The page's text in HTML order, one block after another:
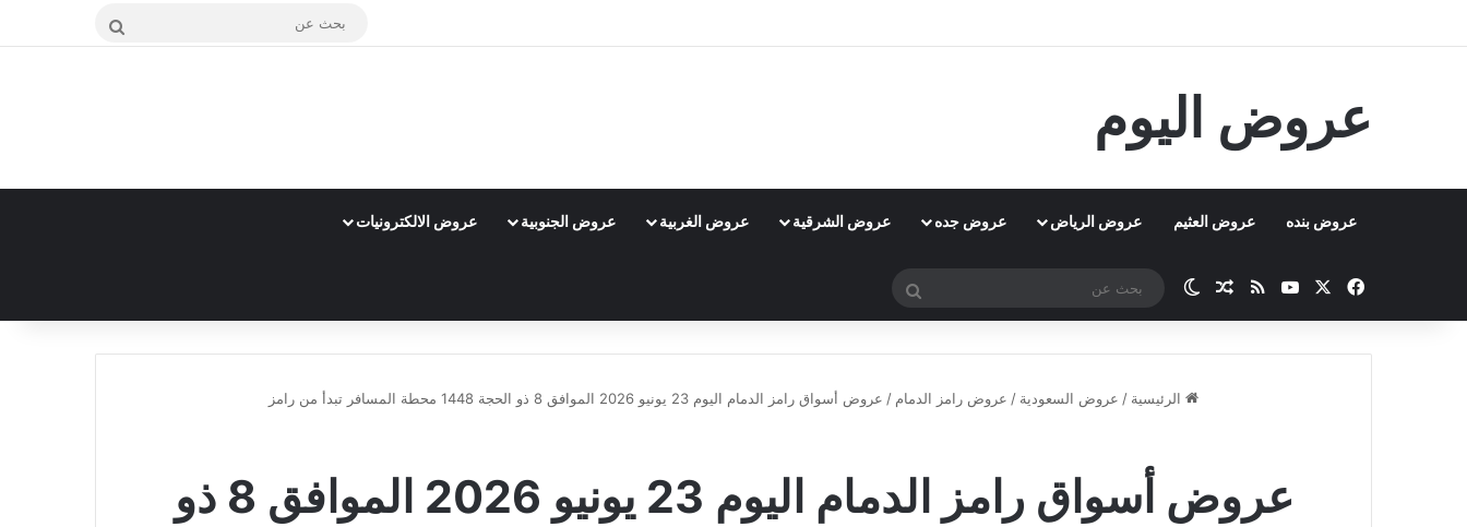
بحث
عروض اليوم
عروض بنده عروض العثيم عروض الرياض عروض جده عروض الشرقية عروض الغربية عروض الجنوبية عروض الالكترونيات
فيسبوك ‫YouTubeملخص الموقع RSS
مقال عشوائي
الوضع المظلم
بحث
الرئيسية / عروض السعودية / عروض رامز الدمام / عروض أسواق رامز الدمام اليوم 23 يونيو 2026 الموافق 8 ذو الحجة 1448 محطة المسافر تبدأ من رامز
عروض أسواق رامز الدمام اليوم 23 يونيو 2026 الموافق 8 ذو